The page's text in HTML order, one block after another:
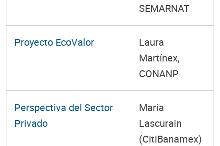
SEMARNAT
Proyecto EcoValor
Laura
Martínex,
CONANP
Perspectiva del Sector
Privado
María
Lascurain
(CitiBanamex)